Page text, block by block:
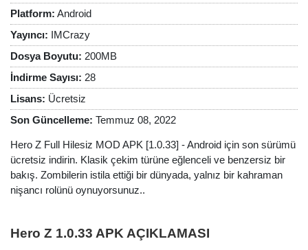
Platform: Android
Yayıncı: IMCrazy
Dosya Boyutu: 200MB
İndirme Sayısı: 28
Lisans: Ücretsiz
Son Güncelleme: Temmuz 08, 2022
Hero Z Full Hilesiz MOD APK [1.0.33] - Android için son sürümü
ücretsiz indirin. Klasik çekim türüne eğlenceli ve benzersiz bir
bakış. Zombilerin istila ettiği bir dünyada, yalnız bir kahraman
nişancı rolünü oynuyorsunuz..
Hero Z 1.0.33 APK AÇIKLAMASI